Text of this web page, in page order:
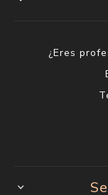
¿Eres